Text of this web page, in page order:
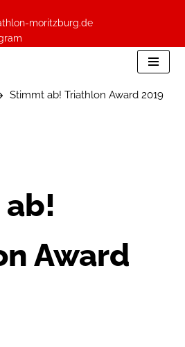
moritzburg.de
Stimmt ab! Triathlon Award 2019
Award